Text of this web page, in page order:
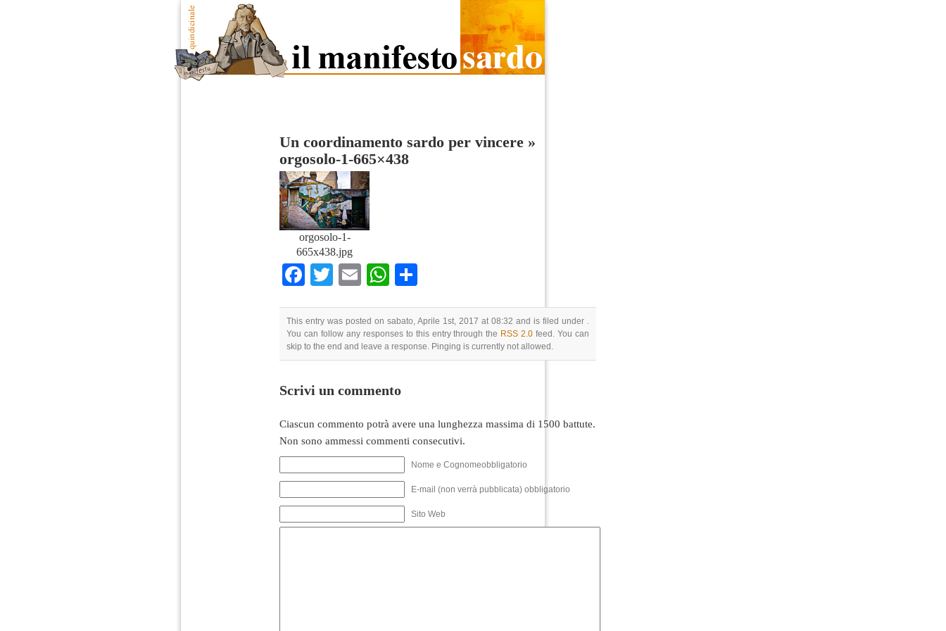
Un coordinamento sardo per vincere »
orgosolo-1-665×438
orgosolo-1-
665x438.jpg
Facebook
TwitterEmailWhatsApp
This entry was posted on sabato, Aprile 1st, 2017 at 08:32 and is filed under .
You can follow any responses to this entry through the RSS 2.0 feed. You can
skip to the end and leave a response. Pinging is currently not allowed.
Scrivi un commento
Ciascun commento potrà avere una lunghezza massima di 1500 battute.
Non sono ammessi commenti consecutivi.
Nome e Cognomeobbligatorio
E-mail (non verrà pubblicata) obbligatorio
Sito Web